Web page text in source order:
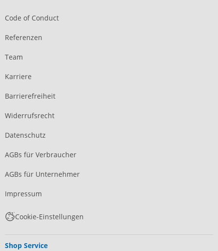
Code of Conduct
Referenzen
Team
Karriere
Barrierefreiheit
Widerrufsrecht
Datenschutz
AGBs für Verbraucher
AGBs für Unternehmer
Impressum
Cookie-Einstellungen
Shop Service